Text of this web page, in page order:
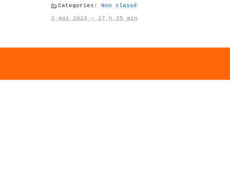
Categories: Non classé
2 mai 2013 – 17 h 25 min